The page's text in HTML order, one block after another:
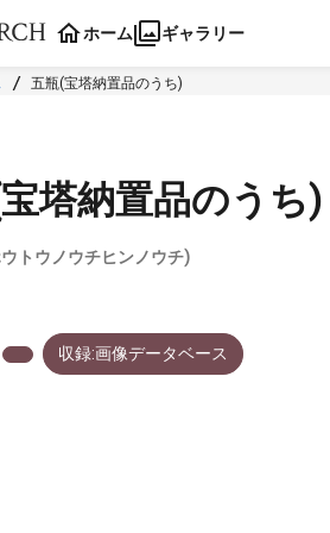
ホーム ギャラリー
五瓶(宝塔納置品のうち)
塔納置品のうち)
トウノウチヒンノウチ)
収録:画像データベース